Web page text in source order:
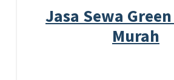
Jasa Sewa
Murah